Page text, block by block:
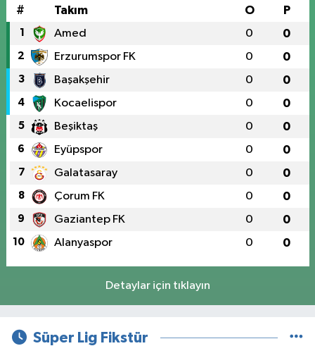
# Takım O P
1 Amed 0 0
2 Erzurumspor FK 0 0
3 Başakşehir 0 0
4 Kocaelispor 0 0
5 Beşiktaş 0 0
6 Eyüpspor 0 0
7 Galatasaray 0 0
8 Çorum FK 0 0
9 Gaziantep FK 0 0
10 Alanyaspor 0 0
Detaylar için tıklayın
Süper Lig Fikstür